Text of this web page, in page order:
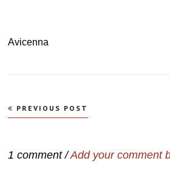
Avicenna
Navegação
de
PREVIOUS POST
1 comment /Add your comment